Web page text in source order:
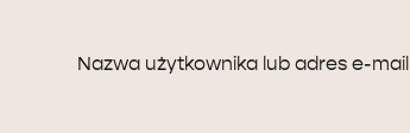
Nazwa użytkownika lub adres e-mail